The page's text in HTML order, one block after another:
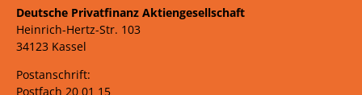
Deutsche Privatfinanz Aktiengesellschaft
Heinrich-Hertz-Str. 103
34123 Kassel
Postanschrift:
Postfach 20 01 15